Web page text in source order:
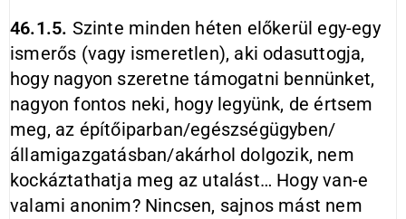
46.1.5. Szinte minden héten előkerül egy-egy
ismerős (vagy ismeretlen), aki odasuttogja,
hogy nagyon szeretne támogatni bennünket,
nagyon fontos neki, hogy legyünk, de értsem
meg, az építőiparban/egészségügyben/
államigazgatásban/akárhol dolgozik, nem
kockáztathatja meg az utalást… Hogy van-e
valami anonim? Nincsen, sajnos mást nem